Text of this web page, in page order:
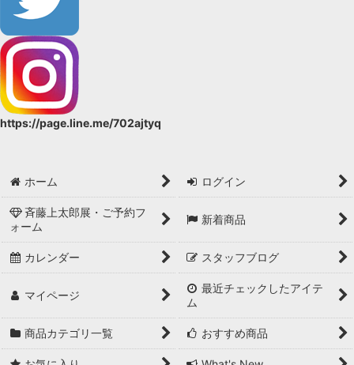
https://page.line.me/702ajtyq
ホーム ログイン
斉藤上太郎展・ご予約フ
ォーム
新着商品
カレンダー スタッフブログ
マイページ
最近チェックしたアイテ
ム
商品カテゴリ一覧 おすすめ商品